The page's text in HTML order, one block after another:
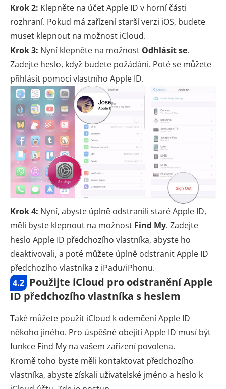
Krok 2: Klepněte na účet Apple ID v horní části
rozhraní. Pokud má zařízení starší verzi iOS, budete
muset klepnout na možnost iCloud.
Krok 3: Nyní klepněte na možnost Odhlásit se.
Zadejte heslo, když budete požádáni. Poté se můžete
přihlásit pomocí vlastního Apple ID.
Krok 4: Nyní, abyste úplně odstranili staré Apple ID,
měli byste klepnout na možnost Find My. Zadejte
heslo Apple ID předchozího vlastníka, abyste ho
deaktivovali, a poté můžete úplně odstranit Apple ID
předchozího vlastníka z iPadu/iPhonu.
4.2 Použijte iCloud pro odstranění Apple
ID předchozího vlastníka s heslem
Také můžete použít iCloud k odemčení Apple ID
někoho jiného. Pro úspěšné obejití Apple ID musí být
funkce Find My na vašem zařízení povolena.
Kromě toho byste měli kontaktovat předchozího
vlastníka, abyste získali uživatelské jméno a heslo k